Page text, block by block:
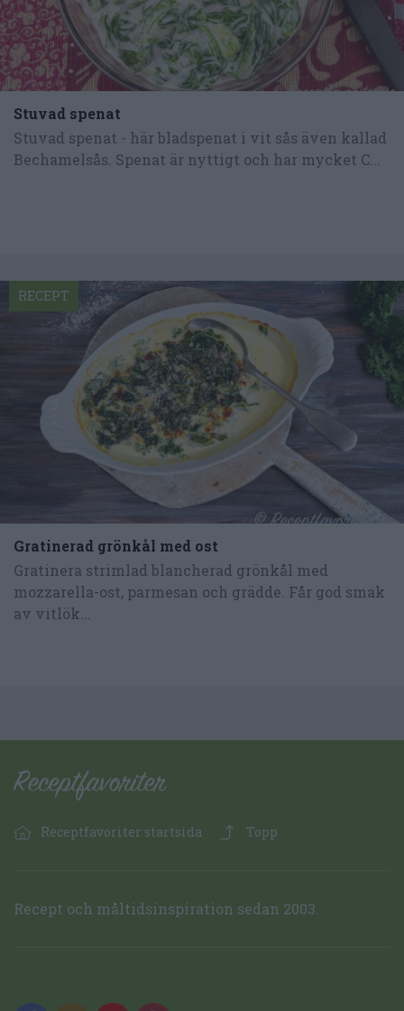
Stuvad spenat
Stuvad spenat - här bladspenat i vit sås även kallad
Bechamelsås. Spenat är nyttigt och har mycket C...
Gratinerad grönkål med ost
Gratinera strimlad blancherad grönkål med
mozzarella-ost, parmesan och grädde. Får god smak
av vitlök...
RECEPT
Receptfavoriter startsida Topp
Recept och måltidsinspiration sedan 2003.